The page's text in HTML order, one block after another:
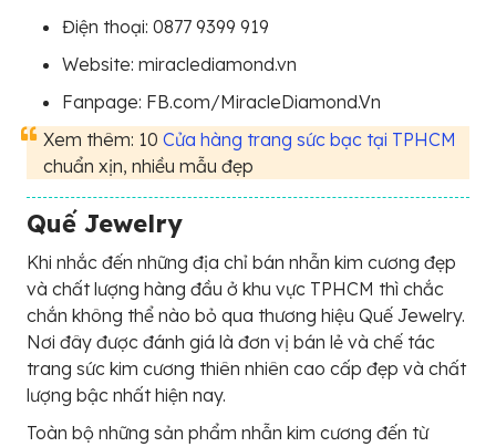
Điện thoại: 0877 9399 919
Website: miraclediamond.vn
Fanpage: FB.com/MiracleDiamond.Vn
Xem thêm: 10 Cửa hàng trang sức bạc tại TPHCM
chuẩn xịn, nhiều mẫu đẹp
Quế Jewelry
Khi nhắc đến những địa chỉ bán nhẫn kim cương đẹp
và chất lượng hàng đầu ở khu vực TPHCM thì chắc
chắn không thể nào bỏ qua thương hiệu Quế Jewelry.
Nơi đây được đánh giá là đơn vị bán lẻ và chế tác
trang sức kim cương thiên nhiên cao cấp đẹp và chất
lượng bậc nhất hiện nay.
Toàn bộ những sản phẩm nhẫn kim cương đến từ